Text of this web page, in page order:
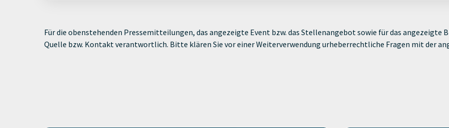
Für die obenstehenden Pressemitteilungen, das angezeigte Event bzw. das Stellenangebot sowie für das angezeigte
Quelle bzw. Kontakt verantwortlich. Bitte klären Sie vor einer Weiterverwendung urheberrechtliche Fragen mit der